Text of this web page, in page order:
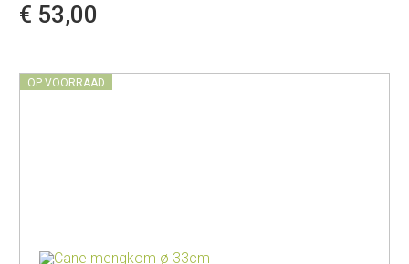
€ 53,00
OP VOORRAAD